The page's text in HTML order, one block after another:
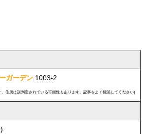
ガーデン 1003-2
住所は誤判定されている可能性もあります。記事をよく確認してください)